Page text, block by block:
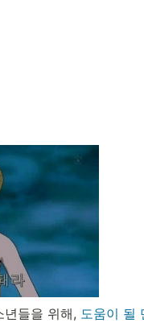
들을 위해, 도움이 될